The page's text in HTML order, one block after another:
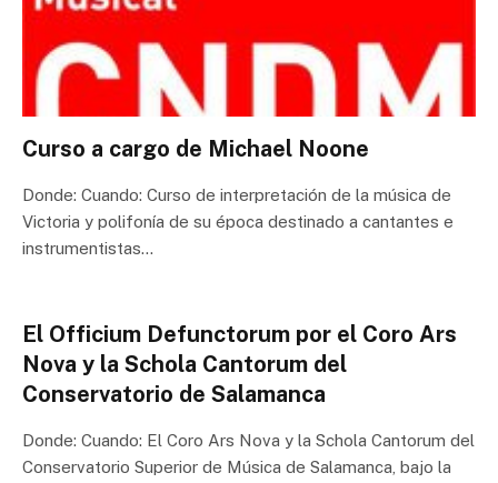
Curso a cargo de Michael Noone
Donde: Cuando: Curso de interpretación de la música de
Victoria y polifonía de su época destinado a cantantes e
instrumentistas…
El Officium Defunctorum por el Coro Ars
Nova y la Schola Cantorum del
Conservatorio de Salamanca
Donde: Cuando: El Coro Ars Nova y la Schola Cantorum del
Conservatorio Superior de Música de Salamanca, bajo la